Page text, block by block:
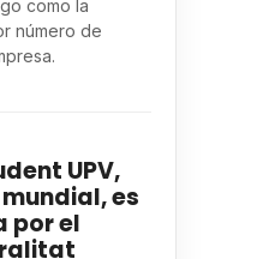
como la
número de
UPV,
es
por el